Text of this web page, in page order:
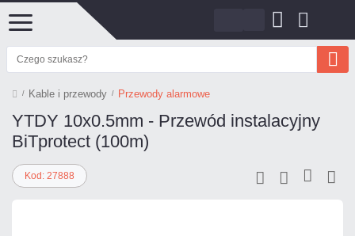
Kable i przewody Przewody alarmowe
YTDY 10x0.5mm - Przewód instalacyjny
BiTprotect (100m)
Kod: 27888